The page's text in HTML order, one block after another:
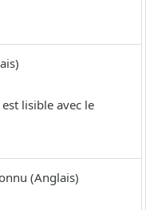
)
lisible avec le
(Anglais)